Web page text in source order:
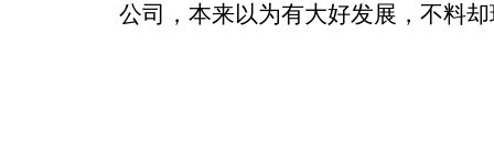
公司，本来以为有大好发展，不料